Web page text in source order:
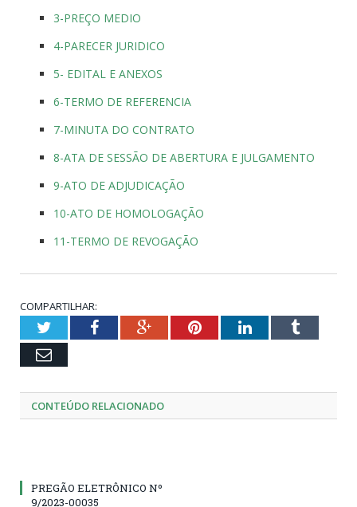
3-PREÇO MEDIO
4-PARECER JURIDICO
5- EDITAL E ANEXOS
6-TERMO DE REFERENCIA
7-MINUTA DO CONTRATO
8-ATA DE SESSÃO DE ABERTURA E JULGAMENTO
9-ATO DE ADJUDICAÇÃO
10-ATO DE HOMOLOGAÇÃO
11-TERMO DE REVOGAÇÃO
COMPARTILHAR:
TwitterFacebookGoogle+PinterestLinkedInTumblr
Email
CONTEÚDO RELACIONADO
PREGÃO ELETRÔNICO Nº
9/2023-00035